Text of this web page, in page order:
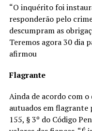
“O inquérito foi
responderão pelo
descumpram as
Teremos agora 30 dia
afirmou
Flagrante
Ainda de acordo com
autuados em
155, § 3º do Código